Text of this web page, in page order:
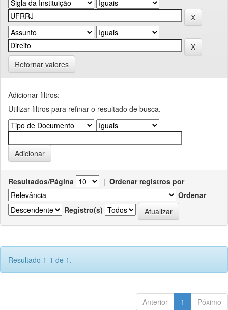
Retornar valores
Adicionar filtros:
Utilizar filtros para refinar o resultado de busca.
Resultados/Página | Ordenar registros por
Ordenar
Registro(s)
Resultado 1-1 de 1.
Anterior 1 Póximo